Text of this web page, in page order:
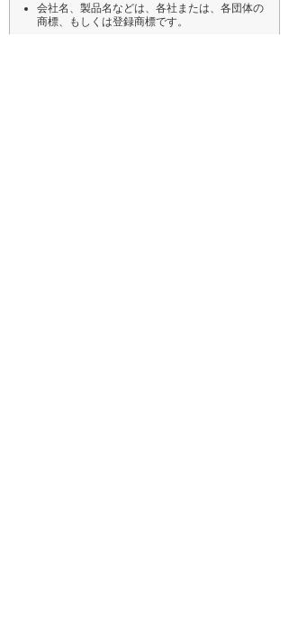
会社名、製品名などは、各社または、各団体の
商標、もしくは登録商標です。